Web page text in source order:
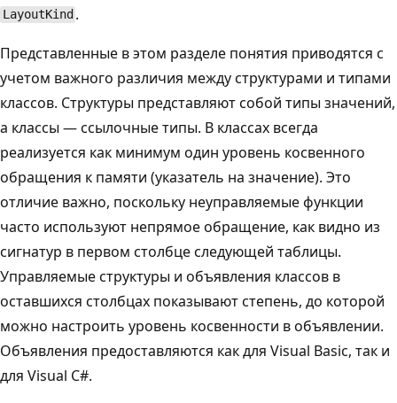
LayoutKind .
Представленные в этом разделе понятия приводятся с
учетом важного различия между структурами и типами
классов. Структуры представляют собой типы значений,
а классы — ссылочные типы. В классах всегда
реализуется как минимум один уровень косвенного
обращения к памяти (указатель на значение). Это
отличие важно, поскольку неуправляемые функции
часто используют непрямое обращение, как видно из
сигнатур в первом столбце следующей таблицы.
Управляемые структуры и объявления классов в
оставшихся столбцах показывают степень, до которой
можно настроить уровень косвенности в объявлении.
Объявления предоставляются как для Visual Basic, так и
для Visual C#.